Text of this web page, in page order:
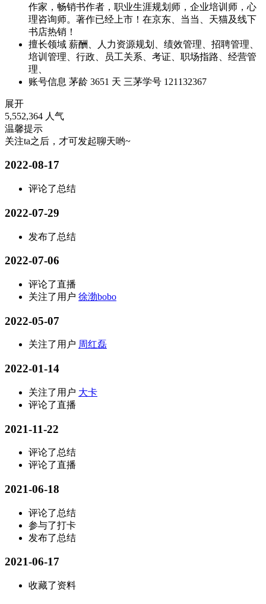
作家，畅销书作者，职业生涯规划师，企业培训师，心
理咨询师。著作已经上市！在京东、当当、天猫及线下
书店热销！
擅长领域 薪酬、人力资源规划、绩效管理、招聘管理、
培训管理、行政、员工关系、考证、职场指路、经营管
理、
账号信息 茅龄 3651 天 三茅学号 121132367
展开
5,552,364 人气
温馨提示
关注ta之后，才可发起聊天哟~
2022-08-17
评论了总结
2022-07-29
发布了总结
2022-07-06
评论了直播
关注了用户 徐渤bobo
2022-05-07
关注了用户 周红磊
2022-01-14
关注了用户 大卡
评论了直播
2021-11-22
评论了总结
评论了直播
2021-06-18
评论了总结
参与了打卡
发布了总结
2021-06-17
收藏了资料